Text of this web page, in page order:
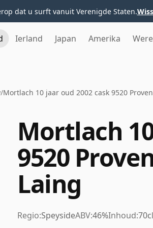
dat u surft vanuit Verenigde Staten.
Ierland Japan Amerika
/Mortlach 10 jaar oud 2002 cask 9520
Mortlach
9520
Laing
Regio:SpeysideABV:46%Inhoud:70cl